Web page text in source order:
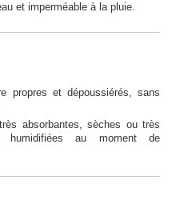
et imperméable à la pluie.
propres et dépoussiérés, sans
absorbantes, sèches ou très
humidifiées au moment de